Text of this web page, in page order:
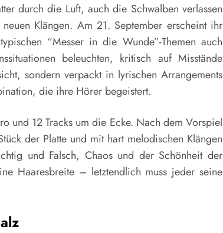
durch die Luft, auch die Schwalben verlassen
Klängen. Am 21. September erscheint ihr
“Messer in die Wunde”-Themen auch
beleuchten, kritisch auf Misstände
sondern verpackt in lyrischen Arrangements
die ihre Hörer begeistert.
und 12 Tracks um die Ecke. Nach dem Vorspiel
der Platte und mit hart melodischen Klängen
und Falsch, Chaos und der Schönheit der
Haaresbreite – letztendlich muss jeder seine